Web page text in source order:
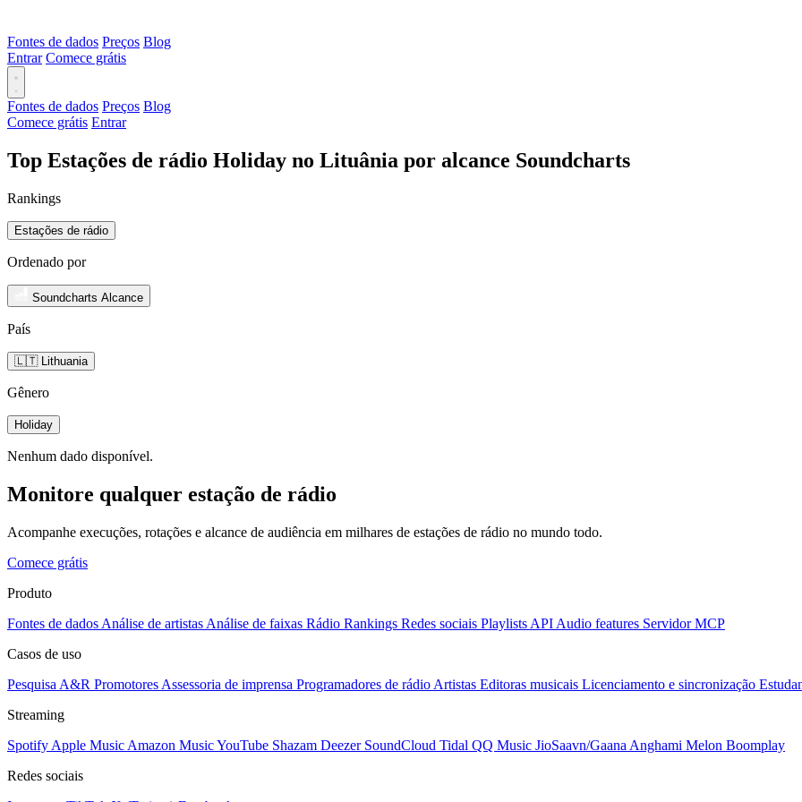
Fontes de dados Preços Blog
Entrar Comece grátis
Fontes de dados Preços Blog
Comece grátis Entrar
Top Estações de rádio Holiday no Lituânia por alcance Soundcharts
Rankings
Estações de rádio
Ordenado por
Soundcharts Alcance
País
🇱🇹 Lithuania
Gênero
Holiday
Nenhum dado disponível.
Monitore qualquer estação de rádio
Acompanhe execuções, rotações e alcance de audiência em milhares de estações de rádio no mundo todo.
Comece grátis
Produto
Fontes de dados Análise de artistas Análise de faixas Rádio Rankings Redes sociais Playlists API Audio features Servidor MCP
Casos de uso
Pesquisa A&R Promotores Assessoria de imprensa Programadores de rádio Artistas Editoras musicais Licenciamento e sincronização
Streaming
Spotify Apple Music Amazon MusicYouTube Shazam Deezer SoundCloud Tidal QQ Music JioSaavn/Gaana Anghami Melon Boomplay
Redes sociais